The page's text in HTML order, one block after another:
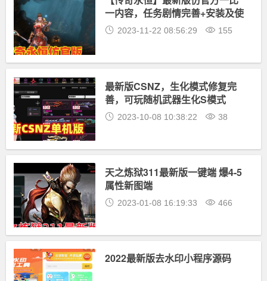
一内容，任务剧情完善+安装及使
用视频
2023-11-22 08:56:29 155
最新版CSNZ，生化模式修复完
善，可玩随机武器生化S模式
2023-10-08 10:38:22 38
天之炼狱311最新版一键端 爆4-5
属性新图端
2023-01-08 16:19:33 466
2022最新版去水印小程序源码